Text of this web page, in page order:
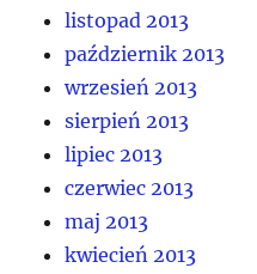
listopad 2013
październik 2013
wrzesień 2013
sierpień 2013
lipiec 2013
czerwiec 2013
maj 2013
kwiecień 2013